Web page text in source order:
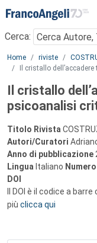
Menu
Cerca:
Main content
Home riviste
Il cristallo
Il cristallo
psicoanalisi
Titolo Rivista
Autori/Curatori
Anno di pubblicazione
Lingua Italiano
DOI
Il DOI è il codice a
più clicca qui